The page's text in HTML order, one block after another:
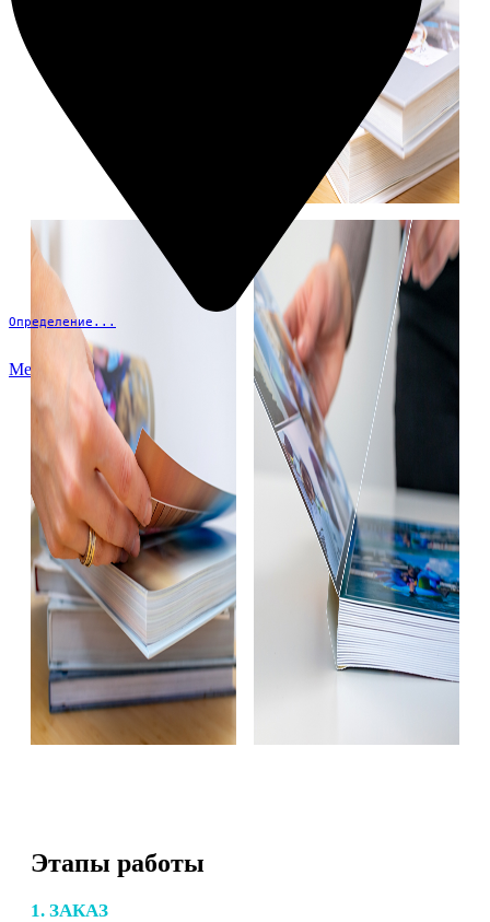
Определение...
Меню
Этапы работы
1. ЗАКАЗ